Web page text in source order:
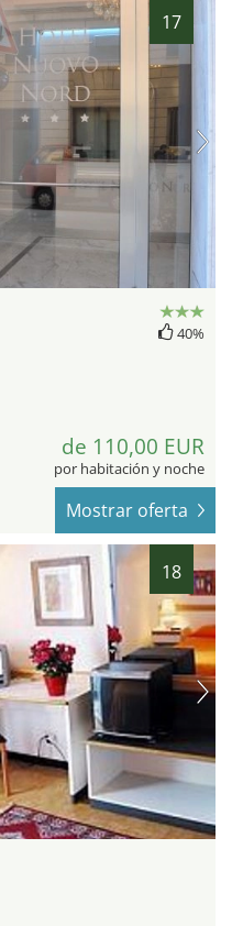
17
40%
de 110,00 EUR
por habitación y noche
Mostrar oferta
18